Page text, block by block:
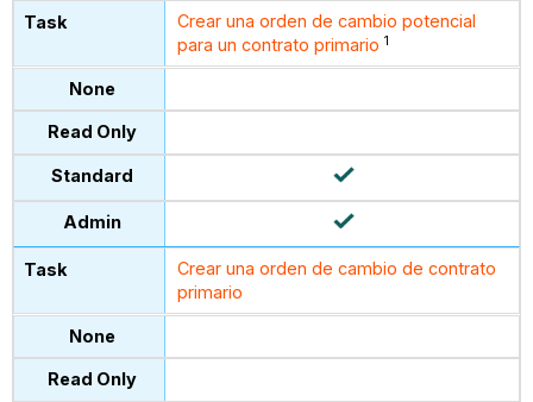
Crear una orden de cambio potencial
para un contrato primario 1
Crear una orden de cambio de contrato
primario